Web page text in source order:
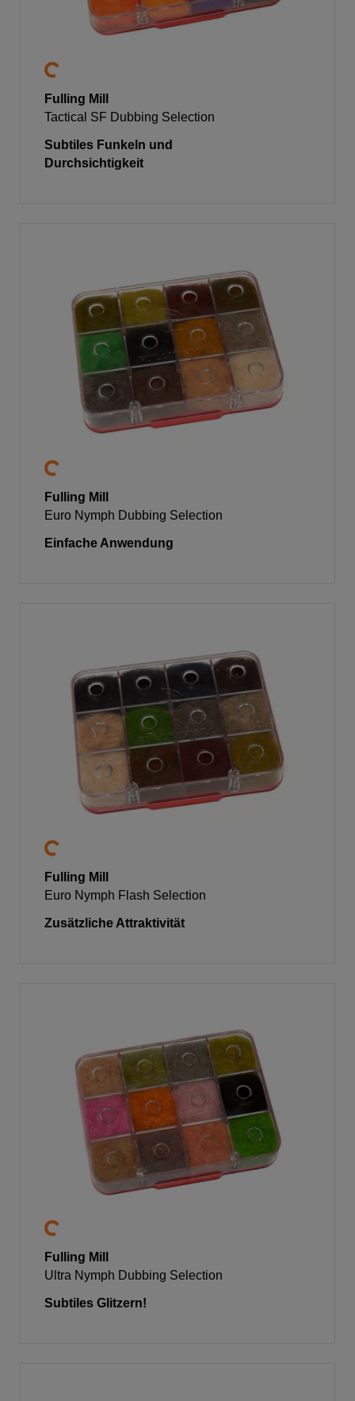
Fulling Mill
Tactical SF Dubbing Selection
Subtiles Funkeln und
Durchsichtigkeit
Fulling Mill
Euro Nymph Dubbing Selection
Einfache Anwendung
Fulling Mill
Euro Nymph Flash Selection
Zusätzliche Attraktivität
Fulling Mill
Ultra Nymph Dubbing Selection
Subtiles Glitzern!